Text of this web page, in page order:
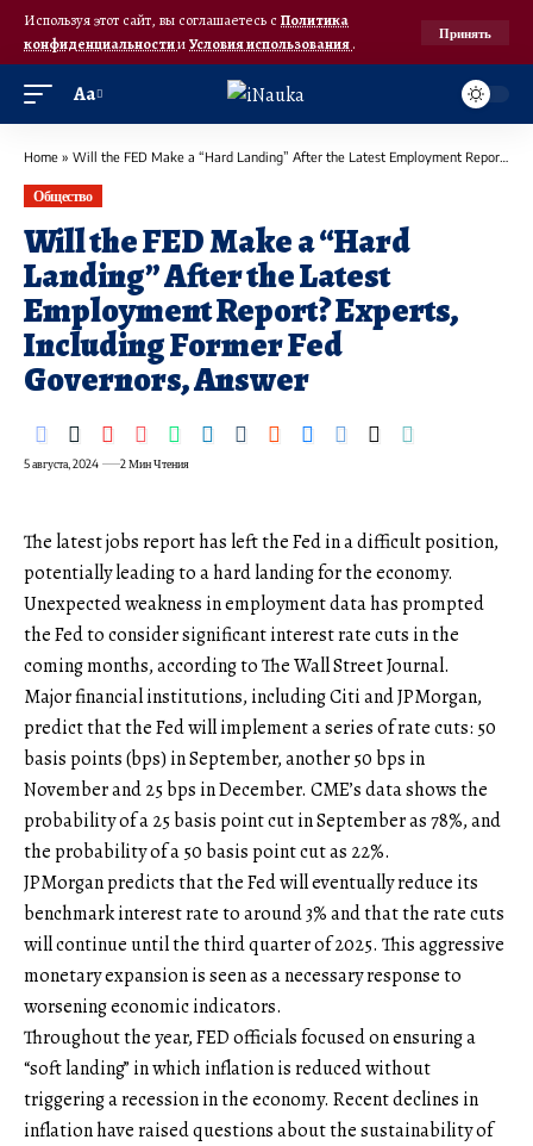
Используя этот сайт, вы соглашаетесь с Политика
конфиденциальностииУсловия использования.
Принять
Аа
Home » Will the FED Make a “Hard Landing” After the Latest Employment Report? Experts, Including Former Fed Governors, Answer
Общество
Will the FED Make a “Hard
Landing” After the Latest
Employment Report? Experts,
Including Former Fed
Governors, Answer
5 августа, 2024 2 Мин Чтения
The latest jobs report has left the Fed in a difficult position,
potentially leading to a hard landing for the economy.
Unexpected weakness in employment data has prompted
the Fed to consider significant interest rate cuts in the
coming months, according to The Wall Street Journal.
Major financial institutions, including Citi and JPMorgan,
predict that the Fed will implement a series of rate cuts: 50
basis points (bps) in September, another 50 bps in
November and 25 bps in December. CME’s data shows the
probability of a 25 basis point cut in September as 78%, and
the probability of a 50 basis point cut as 22%.
JPMorgan predicts that the Fed will eventually reduce its
benchmark interest rate to around 3% and that the rate cuts
will continue until the third quarter of 2025. This aggressive
monetary expansion is seen as a necessary response to
worsening economic indicators.
Throughout the year, FED officials focused on ensuring a
“soft landing” in which inflation is reduced without
triggering a recession in the economy. Recent declines in
inflation have raised questions about the sustainability of